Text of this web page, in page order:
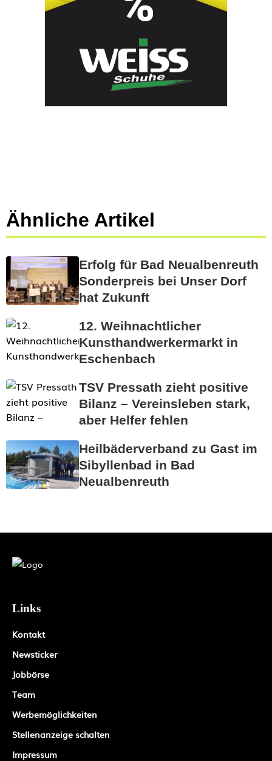
Ähnliche Artikel
Erfolg für Bad Neualbenreuth
Sonderpreis bei Unser Dorf
hat Zukunft
12. Weihnachtlicher
Kunsthandwerkermarkt in
Eschenbach
TSV Pressath zieht positive
Bilanz – Vereinsleben stark,
aber Helfer fehlen
Heilbäderverband zu Gast im
Sibyllenbad in Bad
Neualbenreuth
Links
Kontakt
Newsticker
Jobbörse
Team
Werbemöglichkeiten
Stellenanzeige schalten
Impressum